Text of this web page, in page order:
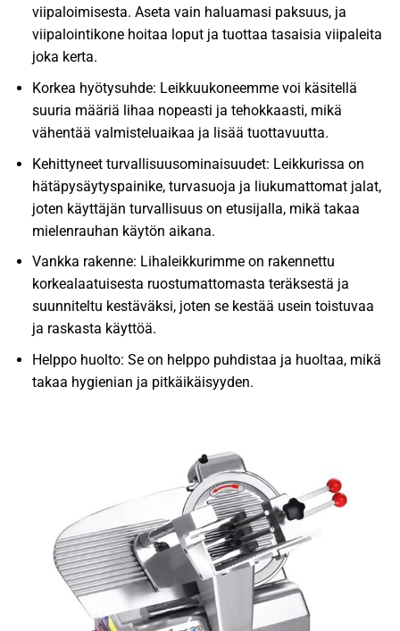
viipaloimisesta. Aseta vain haluamasi paksuus, ja
viipalointikone hoitaa loput ja tuottaa tasaisia viipaleita
joka kerta.
Korkea hyötysuhde: Leikkuukoneemme voi käsitellä
suuria määriä lihaa nopeasti ja tehokkaasti, mikä
vähentää valmisteluaikaa ja lisää tuottavuutta.
Kehittyneet turvallisuusominaisuudet: Leikkurissa on
hätäpysäytyspainike, turvasuoja ja liukumattomat jalat,
joten käyttäjän turvallisuus on etusijalla, mikä takaa
mielenrauhan käytön aikana.
Vankka rakenne: Lihaleikkurimme on rakennettu
korkealaatuisesta ruostumattomasta teräksestä ja
suunniteltu kestäväksi, joten se kestää usein toistuvaa
ja raskasta käyttöä.
Helppo huolto: Se on helppo puhdistaa ja huoltaa, mikä
takaa hygienian ja pitkäikäisyyden.